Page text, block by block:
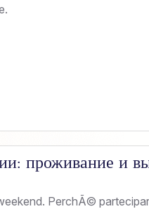
проживание и
PerchÃ©